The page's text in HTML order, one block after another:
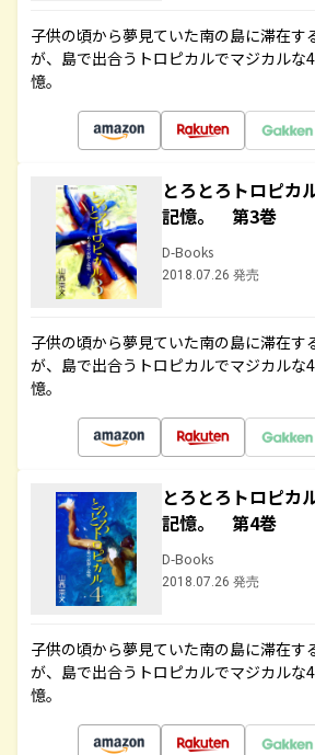
子供の頃から夢見ていた南の島に滞在す
が、島で出合うトロピカルでマジカルな
憶。
とろとろトロピ
記憶。 第3巻
D-Books
2018.07.26 発売
子供の頃から夢見ていた南の島に滞在す
が、島で出合うトロピカルでマジカルな
憶。
とろとろトロピ
記憶。 第4巻
D-Books
2018.07.26 発売
子供の頃から夢見ていた南の島に滞在す
が、島で出合うトロピカルでマジカルな
憶。